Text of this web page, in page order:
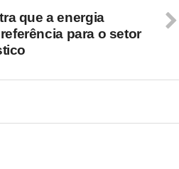
que a energia
para o setor